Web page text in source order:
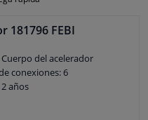
181796 FEBI
del acelerador
conexiones: 6
años